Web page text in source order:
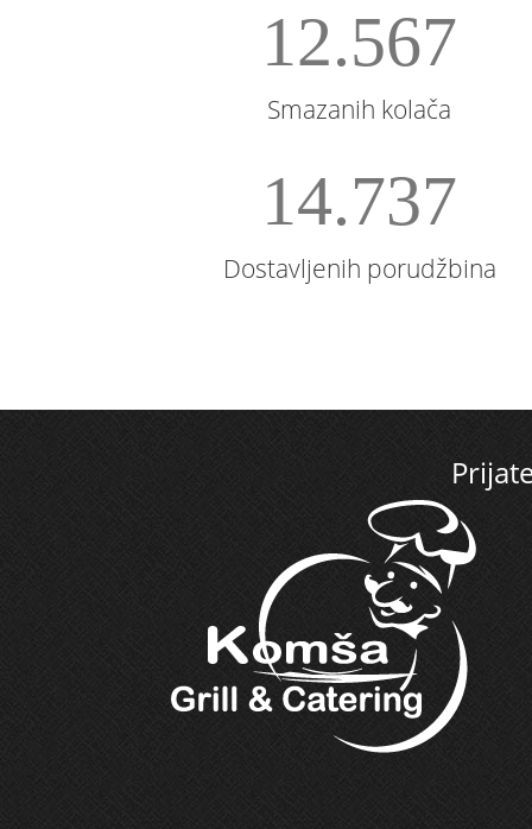
12.567
Smazanih kolača
14.737
Dostavljenih porudžbina